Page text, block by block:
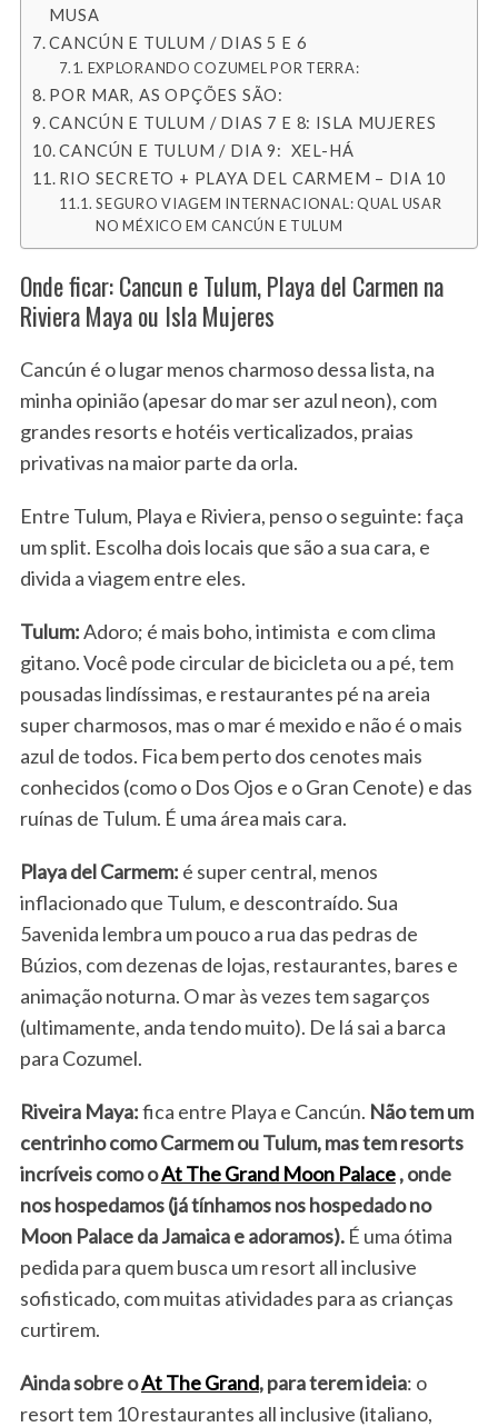
MUSA
CANCÚN E TULUM / DIAS 5 E 6
EXPLORANDO COZUMEL POR TERRA:
POR MAR, AS OPÇÕES SÃO:
CANCÚN E TULUM / DIAS 7 E 8: ISLA MUJERES
CANCÚN E TULUM / DIA 9: XEL-HÁ
RIO SECRETO + PLAYA DEL CARMEM – DIA 10
SEGURO VIAGEM INTERNACIONAL: QUAL USAR
NO MÉXICO EM CANCÚN E TULUM
Onde ficar: Cancun e Tulum, Playa del Carmen na
Riviera Maya ou Isla Mujeres
Cancún é o lugar menos charmoso dessa lista, na
minha opinião (apesar do mar ser azul neon), com
grandes resorts e hotéis verticalizados, praias
privativas na maior parte da orla.
Entre Tulum, Playa e Riviera, penso o seguinte: faça
um split. Escolha dois locais que são a sua cara, e
divida a viagem entre eles.
Tulum:Adoro; é mais boho, intimista e com clima
gitano. Você pode circular de bicicleta ou a pé, tem
pousadas lindíssimas, e restaurantes pé na areia
super charmosos, mas o mar é mexido e não é o mais
azul de todos. Fica bem perto dos cenotes mais
conhecidos (como o Dos Ojos e o Gran Cenote) e das
ruínas de Tulum. É uma área mais cara.
Playa del Carmem: é super central, menos
inflacionado que Tulum, e descontraído. Sua
5avenida lembra um pouco a rua das pedras de
Búzios, com dezenas de lojas, restaurantes, bares e
animação noturna. O mar às vezes tem sagarços
(ultimamente, anda tendo muito). De lá sai a barca
para Cozumel.
Riveira Maya:fica entre Playa e Cancún. Não tem um
centrinho como Carmem ou Tulum, mas tem resorts
incríveis como oAt The Grand Moon Palace, onde
nos hospedamos (já tínhamos nos hospedado no
Moon Palace da Jamaica e adoramos).É uma ótima
pedida para quem busca um resort all inclusive
sofisticado, com muitas atividades para as crianças
curtirem.
Ainda sobre oAt The Grand, para terem ideia: o
resort tem 10 restaurantes all inclusive (italiano,